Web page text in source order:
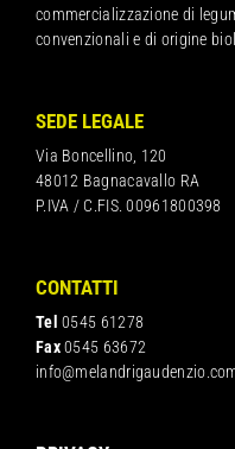
commercializzazione di
convenzionali e di origine
SEDE LEGALE
Via Boncellino, 120
48012 Bagnacavallo RA
P.IVA / C.FIS. 00961800398
CONTATTI
Tel 0545 61278
Fax0545 63672